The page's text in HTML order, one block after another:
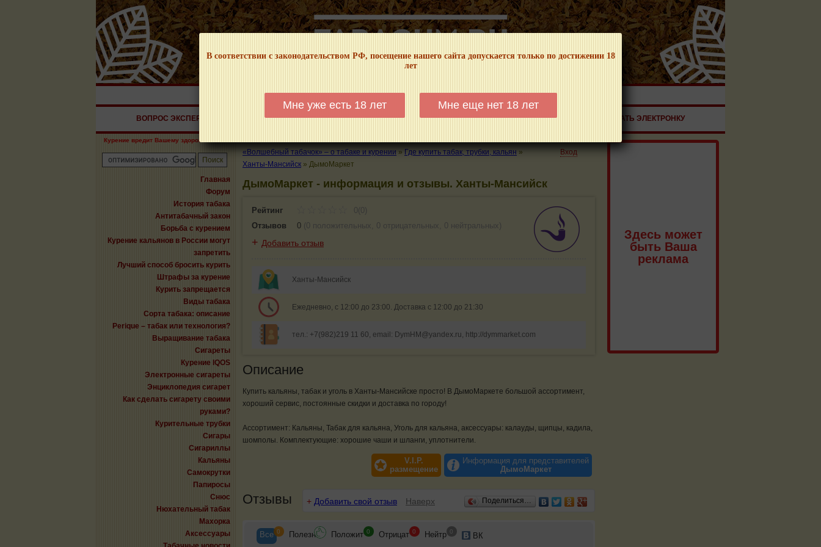
В соответствии с законодательством РФ, посещение нашего сайта допускается только по достижении 18
лет
Мне уже есть 18 лет Мне еще нет 18 лет
НАШ ПОРТАЛ – ИНФОРМАЦИОННЫЙ! МЫ НЕ ЗАНИМАЕМСЯ ПРОДАЖЕЙ И РЕКЛАМОЙ ТАБАЧНОЙ ПРОДУКЦИИ!
ВОПРОС ЭКСПЕРТУ КАЛЬЯНЫ ТРУБКИ ГДЕ КУПИТЬ ГДЕ ПОКУРИТЬ КУРЕНИЕ И ЗДОРОВЬЕ ЗАКАЗАТЬ ЭЛЕКТРОНКУ
Курение вредит Вашему здоровью!
Главная
Форум
История табака
Антитабачный закон
Борьба с курением
Курение кальянов в России могут
запретить
Лучший способ бросить курить
Штрафы за курение
Курить запрещается
Виды табака
Сорта табака: описание
Perique – табак или технология?
Выращивание табака
Сигареты
Курение IQOS
Электронные сигареты
Энциклопедия сигарет
Как сделать сигарету своими
руками?
Курительные трубки
Сигары
Сигариллы
Кальяны
Самокрутки
Папиросы
Снюс
Нюхательный табак
Махорка
Аксессуары
«Волшебный табачок» – о табаке и курении » Где купить табак, трубки, кальян »
Ханты-Мансийск » ДымоМаркет
Вход
ДымоМаркет - информация и отзывы. Ханты-Мансийск
Рейтинг
0(0)
Отзывов
0 ( 0 положительных 0 отрицательных 0 нейтральных )
+ Добавить отзыв
Ханты-Мансийск
Ежедневно, с 12:00 до 23:00. Доставка с 12:00 до 21:30
тел.: +7(982)219 11 60, email: DymHM@yandex.ru, http://dymmarket.com
Описание
Купить кальяны, табак и уголь в Ханты-Мансийске просто! В ДымоМаркете большой ассортимент,
хороший сервис, постоянные скидки и доставка по городу!
Ассортимент: Кальяны, Табак для кальяна, Уголь для кальяна, аксессуары: калауды, щипцы, кадила,
шомполы. Комплектующие: хорошие чаши и шланги, уплотнители.
V.I.P.
размещение
Информация для представителей
ДымоМаркет
Отзывы + Добавить свой отзыв Наверх Поделиться…
Все 0 Полезн Положит 0 Отрицат 0 Нейтр 0 ВК
Здесь может
быть Ваша
реклама